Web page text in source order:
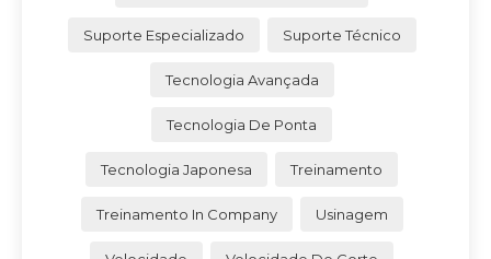
Suporte Especializado Suporte Técnico
Tecnologia Avançada
Tecnologia De Ponta
Tecnologia Japonesa Treinamento
Treinamento In Company Usinagem